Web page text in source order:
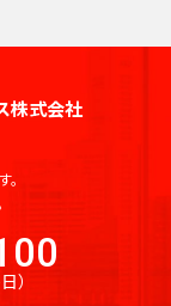
株式会社
）